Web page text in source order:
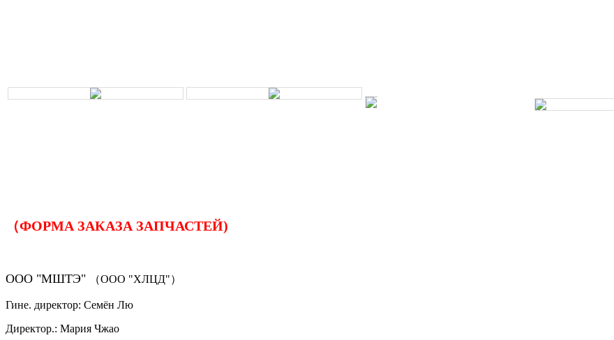
（ФОРМА ЗАКАЗА ЗАПЧАСТЕЙ)
ООО "МШТЭ" （ООО "ХЛЦД"）
Гине. директор: Семён Лю
Директор.: Мария Чжао